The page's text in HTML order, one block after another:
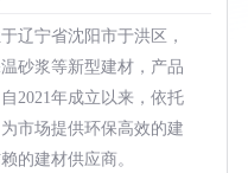
辽宁省沈阳市于洪区，
砂浆等新型建材，产品
2021年成立以来，依托
市场提供环保高效的建
的建材供应商。